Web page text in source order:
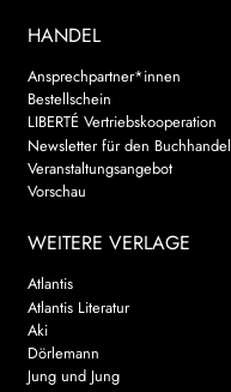
HANDEL
Ansprechpartner*innen
Bestellschein
LIBERTÉ Vertriebskooperation
Newsletter für den Buchhandel
Veranstaltungsangebot
Vorschau
WEITERE VERLAGE
Atlantis
Atlantis Literatur
Aki
Dörlemann
Jung und Jung